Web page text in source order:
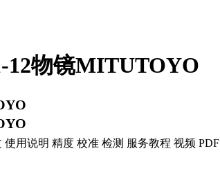
12物镜MITUTOYO
用说明 精度 校准 检测 服务教程 视频 PDF